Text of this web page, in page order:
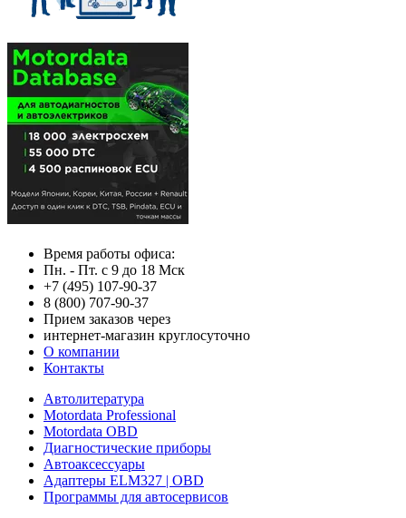
Время работы офиса:
Пн. - Пт. с 9 до 18 Мск
+7 (495) 107-90-37
8 (800) 707-90-37
Прием заказов через
интернет-магазин круглосуточно
О компании
Контакты
Автолитература
Motordata Professional
Motordata OBD
Диагностические приборы
Автоаксессуары
Адаптеры ELM327 | OBD
Программы для автосервисов